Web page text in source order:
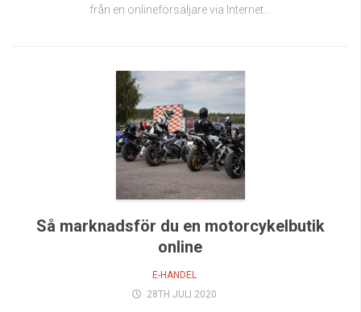
från en onlineförsäljare via Internet...
Så marknadsför du en motorcykelbutik
online
E-HANDEL
28TH JULI 2020